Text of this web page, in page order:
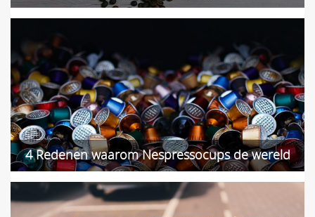
doen?
4 Redenen waarom Nespressocups de wereld
kapot maken